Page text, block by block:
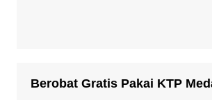
Berobat Gratis Pakai KTP